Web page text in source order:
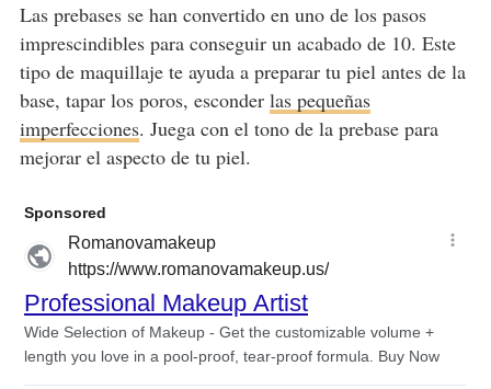
Las prebases se han convertido en uno de los pasos
imprescindibles para conseguir un acabado de 10. Este
tipo de maquillaje te ayuda a preparar tu piel antes de la
base, tapar los poros, esconder las pequeñas
imperfecciones. Juega con el tono de la prebase para
mejorar el aspecto de tu piel.